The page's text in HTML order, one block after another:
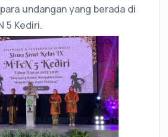
undangan yang berada di
5 Kediri.